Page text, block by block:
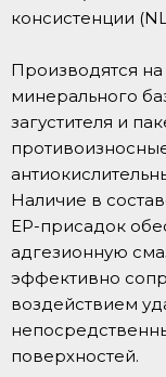
консистенции
Производятся
минерального
загустителя и
Наличие в
EP-присадок
адгезионную
эффективно
воздействием
поверхностей.